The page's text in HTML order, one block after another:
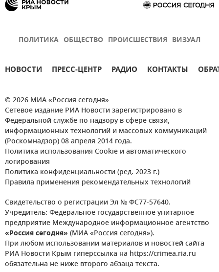
ПОЛИТИКА ОБЩЕСТВО ПРОИСШЕСТВИЯ ВИЗУАЛ
НОВОСТИ ПРЕСС-ЦЕНТР РАДИО КОНТАКТЫ
© 2026 МИА «Россия сегодня»
Сетевое издание РИА Новости зарегистрировано в
Федеральной службе по надзору в сфере связи,
информационных технологий и массовых коммуникаций
(Роскомнадзор) 08 апреля 2014 года.
Политика использования Cookie и автоматического
логирования
Политика конфиденциальности (ред. 2023 г.)
Правила применения рекомендательных технологий
Свидетельство о регистрации Эл № ФС77-57640.
Учредитель: Федеральное государственное унитарное
предприятие Международное информационное агентство
«Россия сегодня» (МИА «Россия сегодня»).
При любом использовании материалов и новостей сайта
РИА Новости Крым гиперссылка на https://crimea.ria.ru
обязательна не ниже второго абзаца текста.